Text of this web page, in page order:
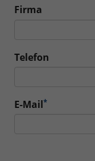
Firma
Telefon
E-Mail*